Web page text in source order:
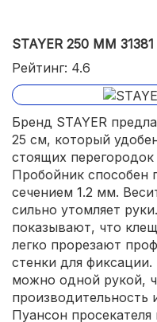
STAYER 250 ММ 31381
Рейтинг: 4.6
Бренд STAYER
25 см, который
стоящих перегородок
Пробойник способен
сечением 1.2 мм.
сильно утомляет
показывают, что
легко прорезают
стенки для
можно одной рукой,
производительность
Пуансон